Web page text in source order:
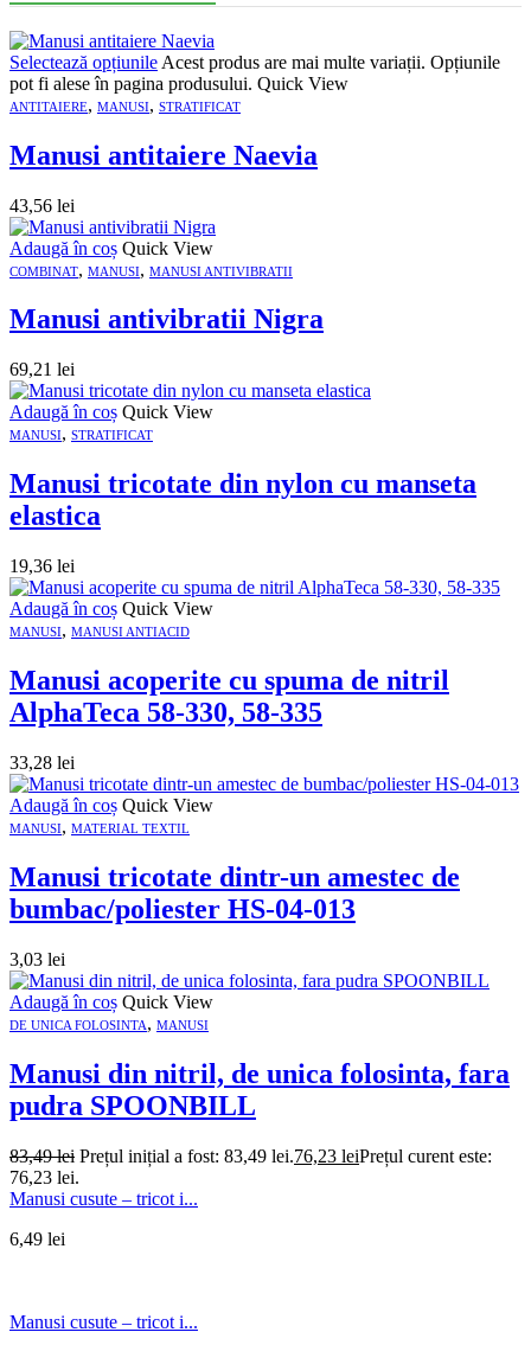
Selectează opțiunile Acest produs are mai multe variații. Opțiunile
pot fi alese în pagina produsului. Quick View
ANTITAIERE, MANUSI, STRATIFICAT
Manusi antitaiere Naevia
43,56 lei
Adaugă în coș Quick View
COMBINAT, MANUSI, MANUSI ANTIVIBRATII
Manusi antivibratii Nigra
69,21 lei
Adaugă în coș Quick View
MANUSI, STRATIFICAT
Manusi tricotate din nylon cu manseta
elastica
19,36 lei
Adaugă în coș Quick View
MANUSI, MANUSI ANTIACID
Manusi acoperite cu spuma de nitril
AlphaTeca 58-330, 58-335
33,28 lei
Adaugă în coș Quick View
MANUSI, MATERIAL TEXTIL
Manusi tricotate dintr-un amestec de
bumbac/poliester HS-04-013
3,03 lei
Adaugă în coș Quick View
DE UNICA FOLOSINTA, MANUSI
Manusi din nitril, de unica folosinta, fara
pudra SPOONBILL
83,49lei Prețul inițial a fost: 83,49 lei.76,23 leiPrețul curent este:
76,23 lei.
Manusi cusute – tricot i...
6,49 lei
Manusi cusute – tricot i...